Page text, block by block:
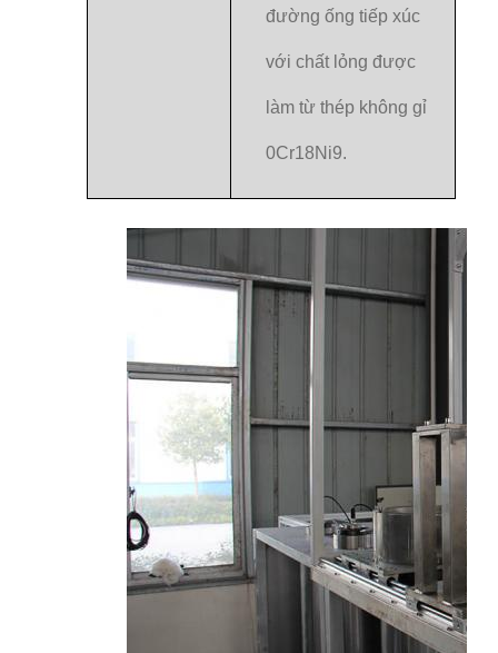
đường ống tiếp xúc
với chất lỏng được
làm từ thép không gỉ
0Cr18Ni9.